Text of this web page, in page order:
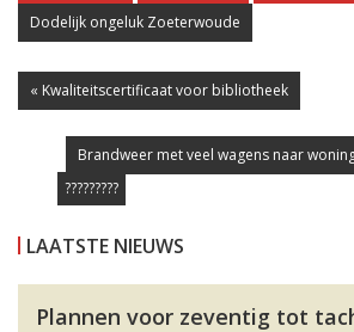
?????????
Dodelijk ongeluk Zoeterwoude
« Kwaliteitscertificaat voor bibliotheek
Brandweer met veel wagens naar
LAATSTE NIEUWS
Plannen voor zeventig tot